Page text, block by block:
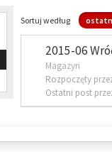
Sortuj według
2015-06
Magazyn
Rozpoczęty
Ostatni post